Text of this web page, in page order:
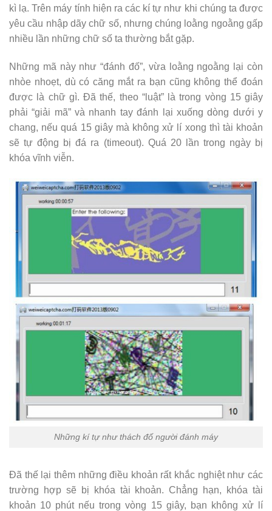
kì lạ. Trên máy tính hiện ra các kí tự như khi chúng ta được
yêu cầu nhập dãy chữ số, nhưng chúng loằng ngoằng gấp
nhiều lần những chữ số ta thường bắt gặp.
Những mã này như “đánh đố”, vừa loằng ngoằng lại còn
nhòe nhoẹt, dù có căng mắt ra bạn cũng không thể đoán
được là chữ gì. Đã thế, theo “luật” là trong vòng 15 giây
phải “giải mã” và nhanh tay đánh lại xuống dòng dưới y
chang, nếu quá 15 giây mà không xử lí xong thì tài khoản
sẽ tự động bị đá ra (timeout). Quá 20 lần trong ngày bị
khóa vĩnh viễn.
Những kí tự như thách đố người đánh máy
Đã thế lại thêm những điều khoản rất khắc nghiệt như các
trường hợp sẽ bị khóa tài khoản. Chẳng hạn, khóa tài
khoản 10 phút nếu trong vòng 15 giây, bạn không xử lí